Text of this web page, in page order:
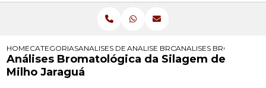
HOMECATEGORIASANALISES DE SILAGEMANALISE BROMATOLOGICA DE
ANALISES
Análises Bromatológica da Silagem de
Milho Jaraguá